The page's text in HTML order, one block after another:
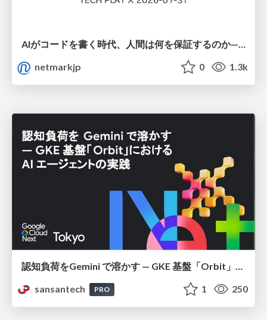
AIがコードを書く時代、人間は何を保証するのか———馬場さんと考える、開発者に求められる新しい責任と価値 - TECH PLAY
netmarkjp
0 1.3k
認知負荷をGemini で溶かす — GKE 基盤「Orbit」における AI エージェントの実践
sansantech
PRO 1 250